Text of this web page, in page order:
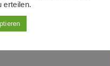
eingebunden hat.
innerhalb
erteilen.